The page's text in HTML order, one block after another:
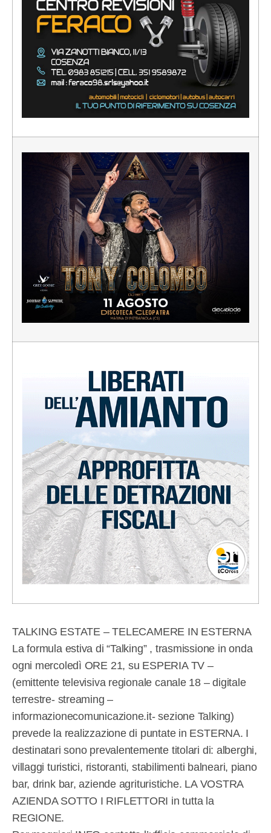
TALKING ESTATE – TELECAMERE IN ESTERNA
La formula estiva di “Talking” , trasmissione in onda
ogni mercoledì ORE 21, su ESPERIA TV –
(emittente televisiva regionale canale 18 – digitale
terrestre- streaming –
informazionecomunicazione.it- sezione Talking)
prevede la realizzazione di puntate in ESTERNA. I
destinatari sono prevalentemente titolari di: alberghi,
villaggi turistici, ristoranti, stabilimenti balneari, piano
bar, drink bar, aziende agrituristiche. LA VOSTRA
AZIENDA SOTTO I RIFLETTORI in tutta la
REGIONE.